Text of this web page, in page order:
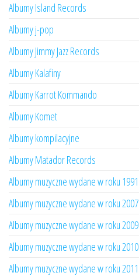
Albumy Island Records
Albumy j-pop
Albumy Jimmy Jazz Records
Albumy Kalafiny
Albumy Karrot Kommando
Albumy Komet
Albumy kompilacyjne
Albumy Matador Records
Albumy muzyczne wydane w roku 1991
Albumy muzyczne wydane w roku 2007
Albumy muzyczne wydane w roku 2009
Albumy muzyczne wydane w roku 2010
Albumy muzyczne wydane w roku 2011